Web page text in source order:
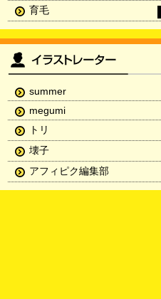
育毛
summer
megumi
トリ
壊子
アフィピク編集部